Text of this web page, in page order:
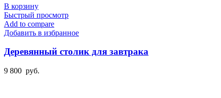
В корзину
Быстрый просмотр
Add to compare
Добавить в избранное
Деревянный столик для завтрака
9 800 руб.